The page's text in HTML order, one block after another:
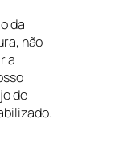
da
não
a
de